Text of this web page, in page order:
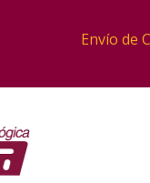
Envío de